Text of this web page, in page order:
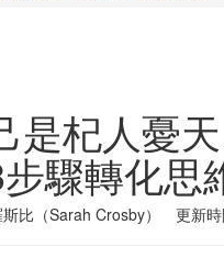
是杞人憂
驟轉化思
斯比（Sarah Crosby） 更新